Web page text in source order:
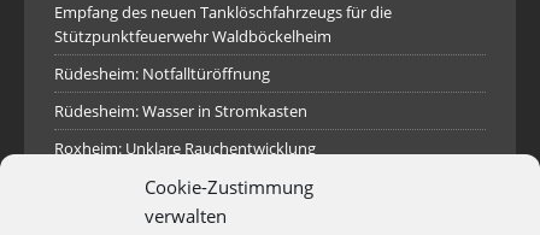
Cookie-Zustimmung
verwalten
Empfang des neuen Tanklöschfahrzeugs für die
Stützpunktfeuerwehr Waldböckelheim
Rüdesheim: Notfalltüröffnung
Rüdesheim: Wasser in Stromkasten
Roxheim: Unklare Rauchentwicklung
Sprendlingen: Überörtliche Hilfe bei Industriebrand in
Sprendlingen